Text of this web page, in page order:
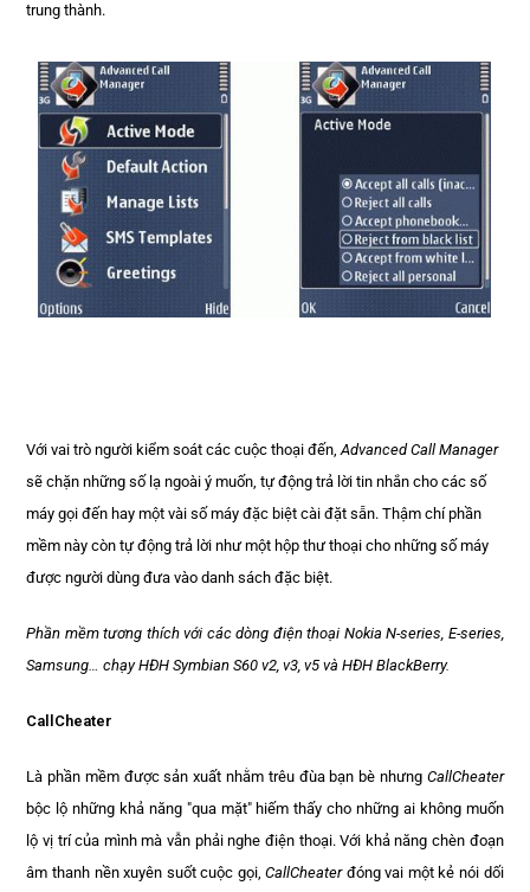
trung thành.
Với vai trò người kiểm soát các cuộc thoại đến,Advanced Call Manager
sẽ chặn những số lạ ngoài ý muốn, tự động trả lời tin nhắn cho các số
máy gọi đến hay một vài số máy đặc biệt cài đặt sẵn. Thậm chí phần
mềm này còn tự động trả lời như một hộp thư thoại cho những số máy
được người dùng đưa vào danh sách đặc biệt.
Phần mềm tương thích với các dòng điện thoại Nokia N-series, E-series,
Samsung… chạy HĐH Symbian S60 v2, v3, v5 và HĐH BlackBerry.
CallCheater
Là phần mềm được sản xuất nhằm trêu đùa bạn bè nhưng CallCheater
bộc lộ những khả năng "qua mặt" hiếm thấy cho những ai không muốn
lộ vị trí của mình mà vẫn phải nghe điện thoại. Với khả năng chèn đoạn
âm thanh nền xuyên suốt cuộc gọi,CallCheaterđóng vai một kẻ nói dối